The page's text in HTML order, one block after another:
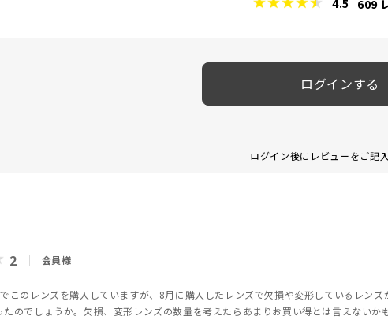
609
ログインする
ログイン後にレビューをご記
2 会員様
このレンズを購入していますが、8月に購入したレンズで欠損や変形しているレン
のでしょうか。欠損、変形レンズの数量を考えたらあまりお買い得とは言えないか